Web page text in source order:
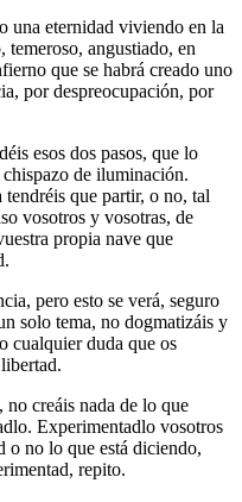
una eternidad viviendo en la
temeroso, angustiado, en
que se habrá creado uno
por despreocupación, por
esos dos pasos, que lo
chispazo de iluminación.
tendréis que partir, o no, tal
vosotros y vosotras, de
propia nave que
pero esto se verá, seguro
solo tema, no dogmatizáis y
cualquier duda que os
creáis nada de lo que
Experimentadlo vosotros
o no lo que está diciendo,
repito.